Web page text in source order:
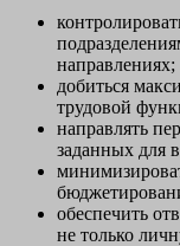
направлениях;
добиться
трудовой
направлять
заданных для
обеспечить
не только